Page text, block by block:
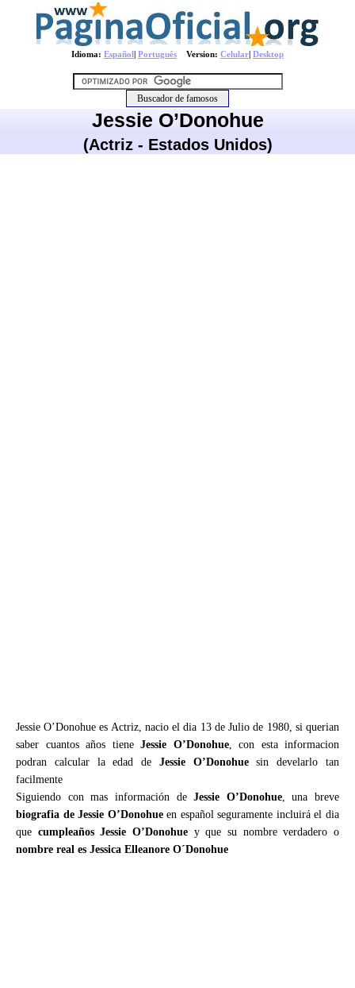
Idioma: Español| Português Version: Celular| Desktop
Jessie O’Donohue
(Actriz - Estados Unidos)
Jessie O’Donohue es Actriz, nacio el dia 13 de Julio de 1980, si querian
saber cuantos años tiene Jessie O’Donohue, con esta informacion
podran calcular la edad de Jessie O’Donohuesin develarlo tan
facilmente
Siguiendo con mas información deJessie O’Donohue, una breve
biografia de Jessie O’Donohueen español seguramente incluirá el dia
que cumpleaños Jessie O’Donohue y que su nombre verdadero o
nombre real es Jessica Elleanore O´Donohue